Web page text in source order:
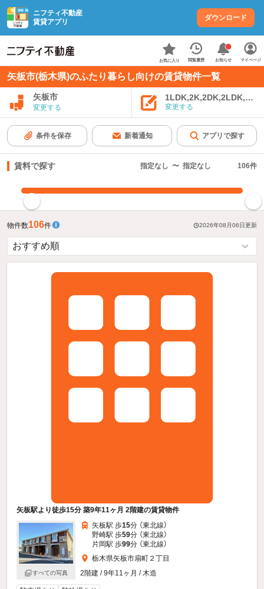
ニフティ不動産
賃貸アプリ
ダウンロード
お気に入り 閲覧履歴 お知らせ マイページ
矢板市(栃木県)のふたり暮らし向けの賃貸物件一覧
矢板市
変更する 変更する
条件を保存 新着通知 アプリで探す
賃料で探す 指定なし 〜 指定なし 106件
物件数106件 2026年08月06日更新
矢板駅より徒歩15分 築9年11ヶ月 2階建の賃貸物件
すべての写真
矢板駅 歩15分 （東北線）
野崎駅 歩59分 （東北線）
片岡駅 歩99分 （東北線）
栃木県矢板市扇町２丁目
2階建 / 9年11ヶ月 / 木造